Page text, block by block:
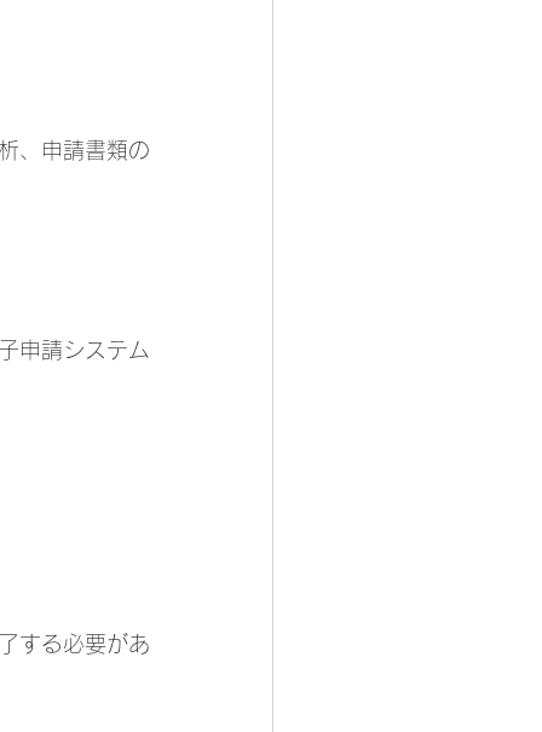
、申請書類の
申請システム
する必要があ